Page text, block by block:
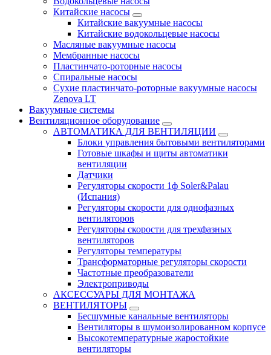
Китайские насосы
Китайские вакуумные насосы
Китайские водокольцевые насосы
Масляные вакуумные насосы
Мембранные насосы
Пластинчато-роторные насосы
Спиральные насосы
Сухие пластинчато-роторные вакуумные насосы
Zenova LT
Вакуумные системы
Вентиляционное оборудование
АВТОМАТИКА ДЛЯ ВЕНТИЛЯЦИИ
Блоки управления бытовыми вентиляторами
Готовые шкафы и щиты автоматики
вентиляции
Датчики
Регуляторы скорости 1ф Soler&Palau
(Испания)
Регуляторы скорости для однофазных
вентиляторов
Регуляторы скорости для трехфазных
вентиляторов
Регуляторы температуры
Трансформаторные регуляторы скорости
Частотные преобразователи
Электроприводы
АКСЕССУАРЫ ДЛЯ МОНТАЖА
ВЕНТИЛЯТОРЫ
Бесшумные канальные вентиляторы
Вентиляторы в шумоизолированном корпусе
Высокотемпературные жаростойкие
вентиляторы